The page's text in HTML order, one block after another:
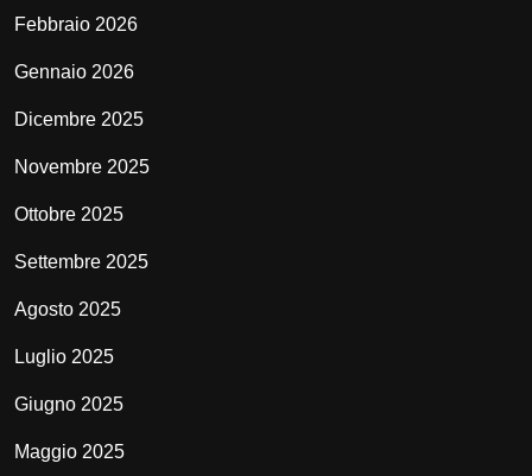
Febbraio 2026
Gennaio 2026
Dicembre 2025
Novembre 2025
Ottobre 2025
Settembre 2025
Agosto 2025
Luglio 2025
Giugno 2025
Maggio 2025